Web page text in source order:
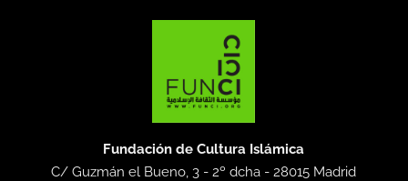
Fundación de Cultura Islámica
C/ Guzmán el Bueno, 3 - 2º dcha -28015 Madrid